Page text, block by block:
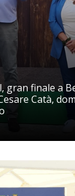
gran finale a
Catà,